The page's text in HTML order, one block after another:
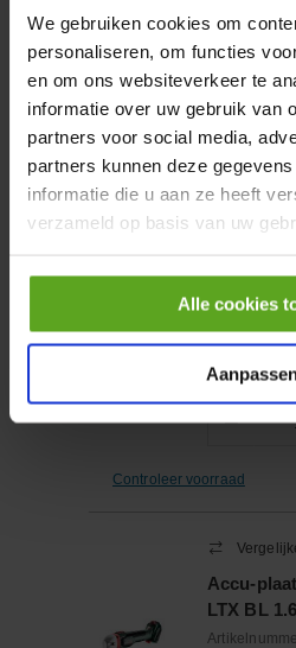
We gebruiken cookies om
personaliseren, om functies
en om ons websiteverkeer te
informatie over uw gebruik van
partners voor social media,
partners kunnen deze
informatie die u aan ze heeft
verzameld op basis van uw
Alle cookies
− Aantal
Controleer voorraad
Adapter
Merknaam:
− Aantal
Controleer voorraad
Accu-
LTX BL